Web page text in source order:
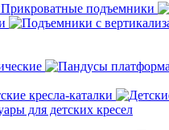
Прикроватные подъемники
кресла-каталки
для детских кресел